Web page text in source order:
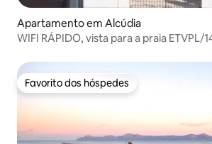
Apartamento em Alcúdia
WIFI RÁPIDO, vista para a praia ETVPL/
Favorito dos hóspedes
Favorito dos hóspedes